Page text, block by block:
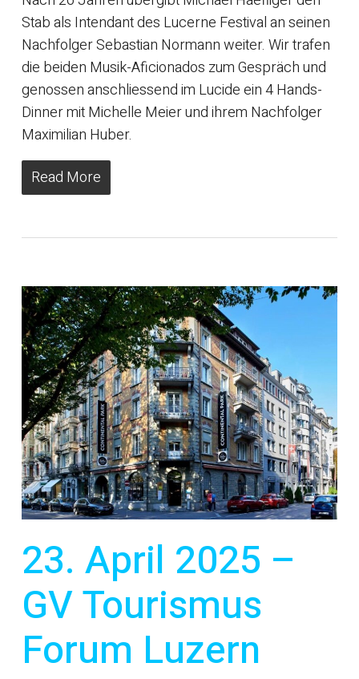
Stab als Intendant des Lucerne Festival an seinen
Nachfolger Sebastian Normann weiter. Wir trafen
die beiden Musik-Aficionados zum Gespräch und
genossen anschliessend im Lucide ein 4 Hands-
Dinner mit Michelle Meier und ihrem Nachfolger
Maximilian Huber.
Read More
23. April 2025 –
GV Tourismus
Forum Luzern